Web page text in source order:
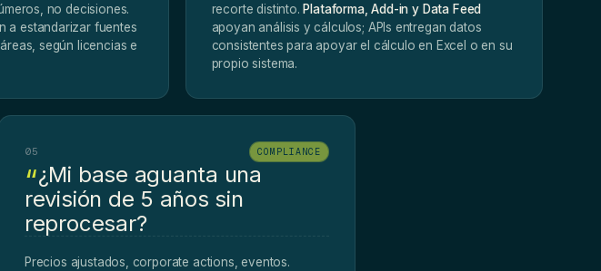
no decisiones.
a estandarizar fuentes
según licencias e
recorte distinto.Plataforma, Add-in y Data Feed
apoyan análisis y cálculos; APIs entregan datos
consistentes para apoyar el cálculo en Excel o en su
propio sistema.
05 COMPLIANCE
¿Mi base aguanta una
revisión de 5 años sin
reprocesar?
Precios ajustados, corporate actions, eventos.